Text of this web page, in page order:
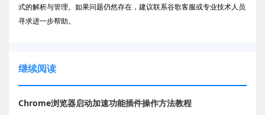
式的解析与管理。如果问题仍然存在，建议联系谷歌客服或专业技术人员
寻求进一步帮助。
继续阅读
Chrome浏览器启动加速功能插件操作方法教程